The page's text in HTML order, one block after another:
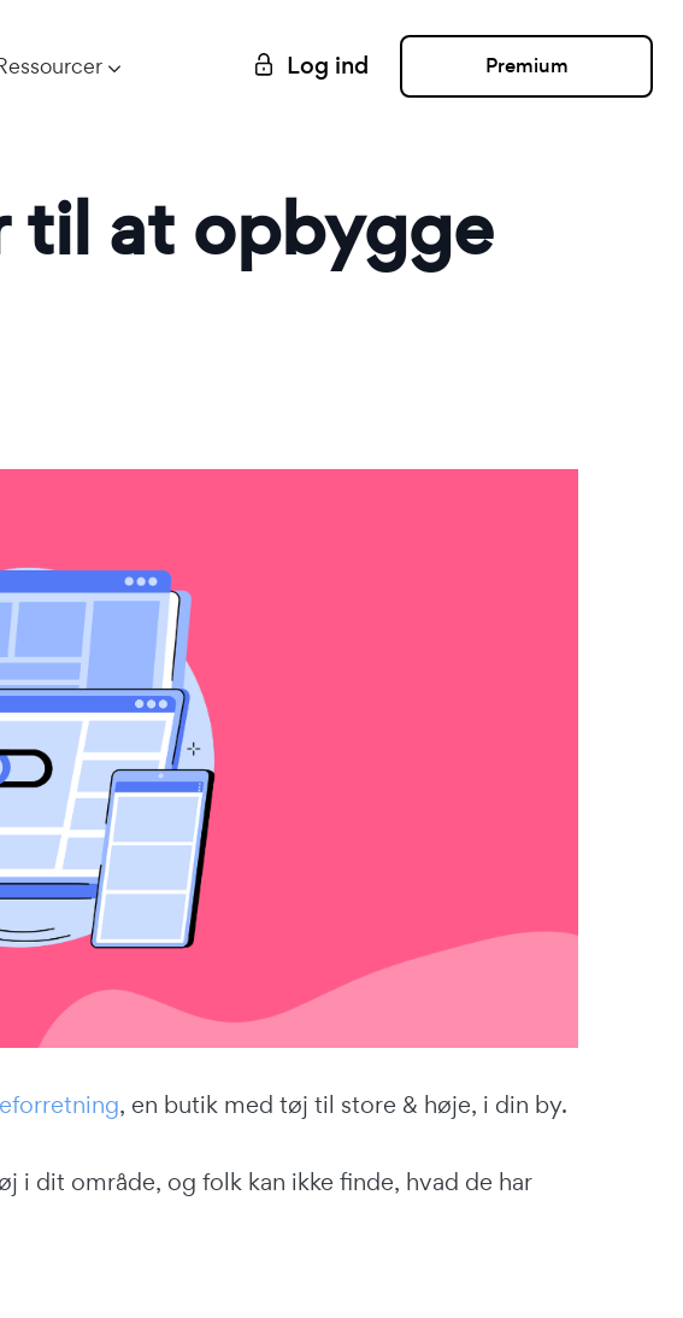
Log ind Premium
til at opbygge
, en butik med tøj til store & høje, i din by.
i dit område, og folk kan ikke finde, hvad de har